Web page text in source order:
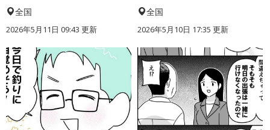
全国
2026年5月11日 09:43 更新
全国
2026年5月10日 17:35 更新